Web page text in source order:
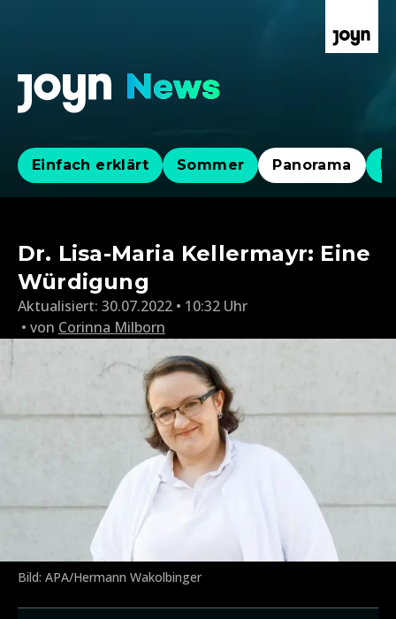
Einfach erklärt Sommer Panorama
Dr. Lisa-Maria Kellermayr: Eine
Würdigung
Aktualisiert: 30.07.2022 • 10:32 Uhr
von Corinna Milborn
Bild: APA/Hermann Wakolbinger